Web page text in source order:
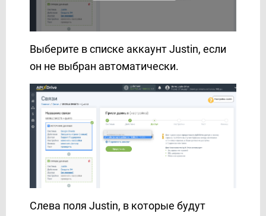
Omnicell
Omnisend
OneBox
Ontraport
PDL-profit
PeopleForce
Pipedrive
Platformly
Portmone
PostgreSQL
Prom
Выберите в списке аккаунт Justin, если
он не выбран автоматически.
Слева поля Justin, в которые будут